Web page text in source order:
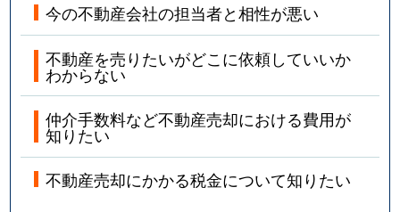
今の不動産会社の担当者と相性が悪い
不動産を売りたいがどこに依頼していいか
わからない
仲介手数料など不動産売却における費用が
知りたい
不動産売却にかかる税金について知りたい